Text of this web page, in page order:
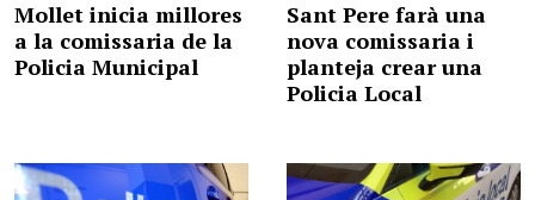
Mollet inicia millores
a la comissaria de la
Policia Municipal
Sant Pere farà una
nova comissaria i
planteja crear una
Policia Local